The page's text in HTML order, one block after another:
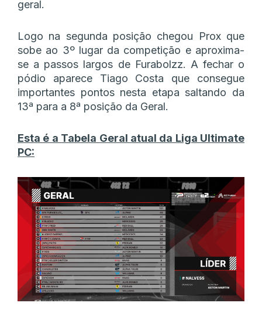
geral.
Logo na segunda posição chegou Prox que
sobe ao 3º lugar da competição e aproxima-
se a passos largos de Furabolzz. A fechar o
pódio aparece Tiago Costa que consegue
importantes pontos nesta etapa saltando da
13ª para a 8ª posição da Geral.
Esta é a Tabela Geral atual da Liga Ultimate
PC: